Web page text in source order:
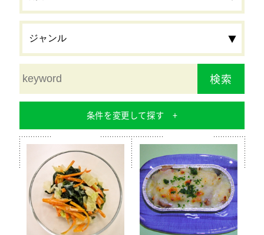
検索
条件を変更して探す
栄養素
カルシウム
鉄分